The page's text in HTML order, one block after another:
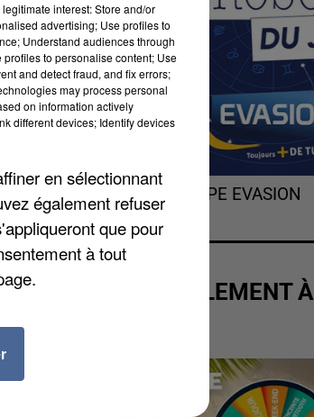
Vous
demain
l'instant,
L'HOROSCOPE EVASION
ACTUELLEMENT À
interest: Store and/or
advertising; Use profiles to
Understand audiences through
to personalise content; Use
and detect fraud, and fix errors;
may process personal
on information actively
different devices; Identify devices
en sélectionnant
également refuser
que pour
à tout